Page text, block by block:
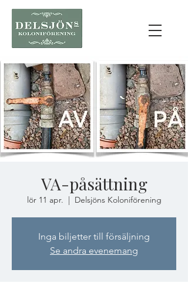
VA-påsättning
lör 11 apr.
  |
Delsjöns Koloniförening
Inga biljetter till försäljning
Se andra evenemang